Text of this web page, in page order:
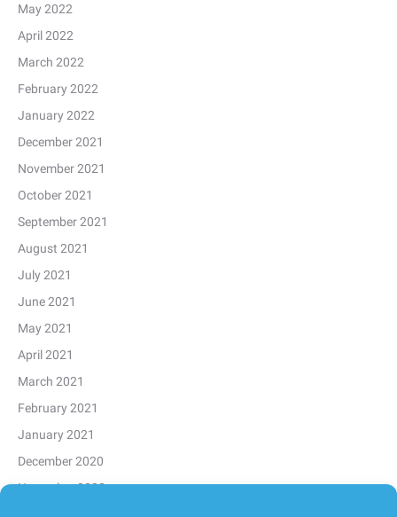
May 2022
April 2022
March 2022
February 2022
January 2022
December 2021
November 2021
October 2021
September 2021
August 2021
July 2021
June 2021
May 2021
April 2021
March 2021
February 2021
January 2021
December 2020
November 2020